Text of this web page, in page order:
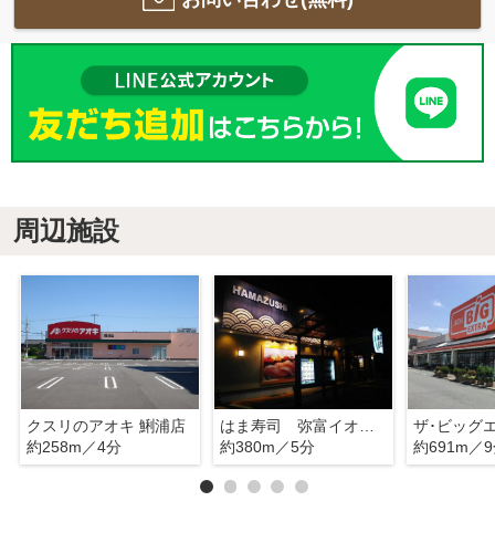
周辺施設
クスリのアオキ 鯏浦店
約258m／4分
約380m／5分
約691m／